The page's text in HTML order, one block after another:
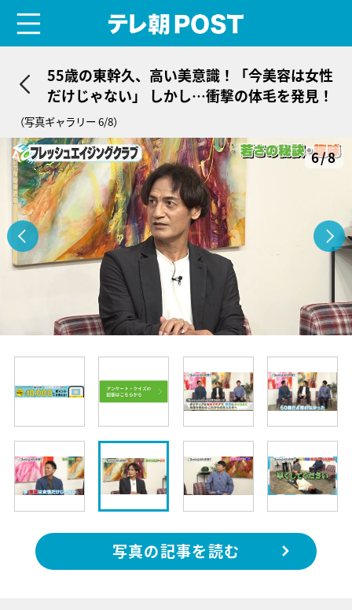
55歳の東幹久、高い美意識！「今美容は女性
だけじゃない」 しかし…衝撃の体毛を発見！
（写真ギャラリー 6/8）
6/8
写真の記事を読む